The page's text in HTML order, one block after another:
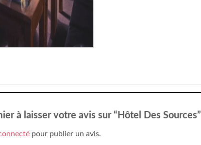
à laisser votre avis sur “Hôtel Des Sources”
pour publier un avis.